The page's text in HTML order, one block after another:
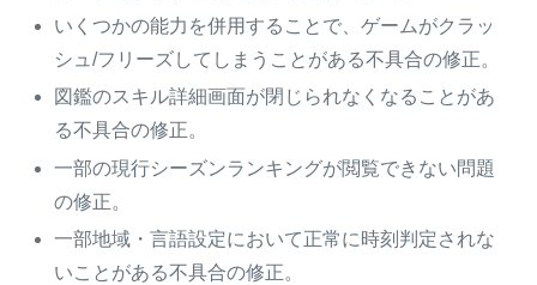
いくつかの能力を併用することで、ゲームがクラッ
シュ/フリーズしてしまうことがある不具合の修正。
図鑑のスキル詳細画面が閉じられなくなることがあ
る不具合の修正。
一部の現行シーズンランキングが閲覧できない問題
の修正。
一部地域・言語設定において正常に時刻判定されな
いことがある不具合の修正。